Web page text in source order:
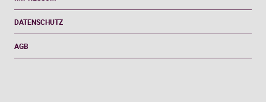
DATENSCHUTZ
AGB